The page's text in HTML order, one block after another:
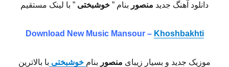
دانلود آهنگ جدید منصور بنام ” خوشبختی ” با لینک مستقیم
Download New Music Mansour – Khoshbakhti
موزیک جدید و بسیار زیبای منصور بنام خوشبختی با بالاترین